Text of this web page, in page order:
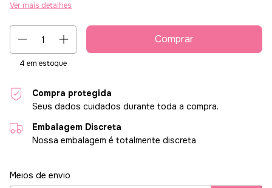
Ver mais detalhes
4 em estoque
Compra protegida
Seus dados cuidados durante toda a compra.
Embalagem Discreta
Nossa embalagem é totalmente discreta
Entregas para o CEP:
Meios de envio